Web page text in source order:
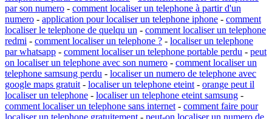
par son numero - comment localiser un telephone à partir d'un
numero - application pour localiser un telephone iphone - comment
localiser le telephone de quelqu un - comment localiser un telephone
redmi - comment localiser un telephone ? - localiser un telephone
par whatsapp - comment localiser un telephone portable perdu - peut
on localiser un telephone avec son numero - comment localiser un
telephone samsung perdu - localiser un numero de telephone avec
google maps gratuit - localiser un telephone eteint - orange peut il
localiser un telephone - localiser un telephone eteint samsung -
comment localiser un telephone sans internet - comment faire pour
localiser un telephone gratuitement - peut-on localiser un numero de